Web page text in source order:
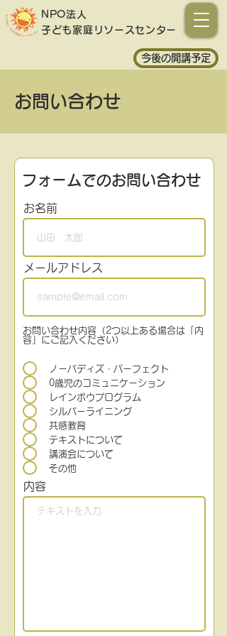
NPO法人
子ども家庭 リソースセンター
今後の開講予定
お問い合わせ
フォームでのお問い合わせ
お名前
メールアドレス
お問い合わせ内容（2つ以上ある場合は「内
容」にご記入ください）
ノーバディズ・パーフェクト
0歳児のコミュニケーション
レインボウプログラム
シルバーライニング
共感教育
テキストについて
講演会について
その他
内容